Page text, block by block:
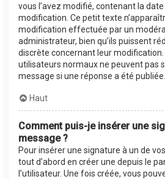
vous l’avez modifié, contenant la date
modification. Ce petit texte
modification effectuée par un
administrateur, bien qu’ils puissent
discrète concernant leur
utilisateurs normaux ne peuvent pas
message si une réponse a été publiée.
Haut
Comment puis-je insérer une
message ?
Pour insérer une signature à un de
tout d’abord en créer une depuis le
l’utilisateur. Une fois créée, vous